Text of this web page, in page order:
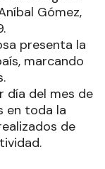
Gómez,
presenta la
marcando
día del mes de
en toda la
de